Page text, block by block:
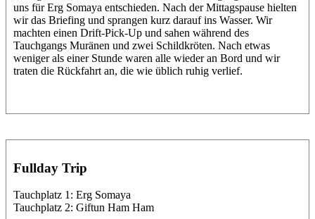
uns für Erg Somaya entschieden. Nach der Mittagspause hielten
wir das Briefing und sprangen kurz darauf ins Wasser. Wir
machten einen Drift-Pick-Up und sahen während des
Tauchgangs Muränen und zwei Schildkröten. Nach etwas
weniger als einer Stunde waren alle wieder an Bord und wir
traten die Rückfahrt an, die wie üblich ruhig verlief.
Fullday Trip
Tauchplatz 1: Erg Somaya
Tauchplatz 2: Giftun Ham Ham